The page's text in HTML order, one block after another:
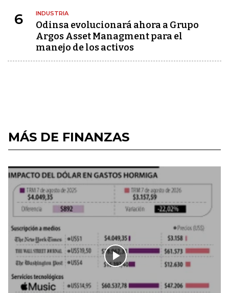
6 INDUSTRIA
Odinsa evolucionará ahora a Grupo
Argos Asset Managment para el
manejo de los activos
MÁS DE FINANZAS